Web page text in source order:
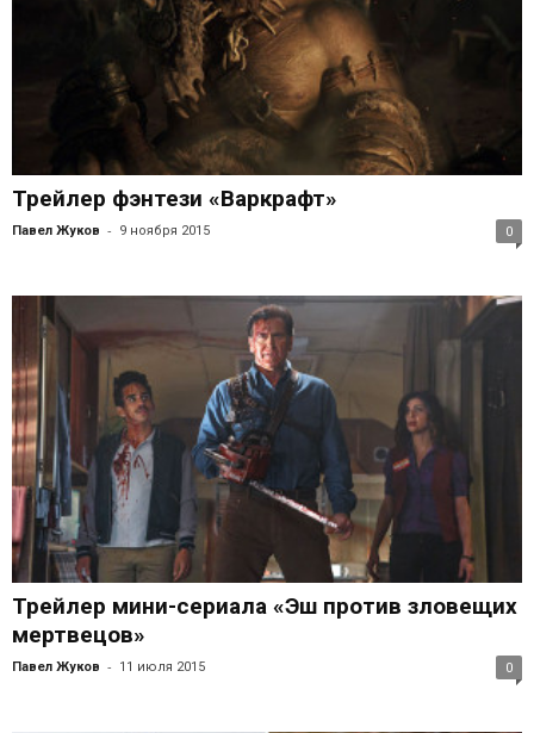
Трейлер фэнтези «Варкрафт»
Павел Жуков - 9 ноября 2015 0
Трейлер мини-сериала «Эш против зловещих
мертвецов»
Павел Жуков - 11 июля 2015 0